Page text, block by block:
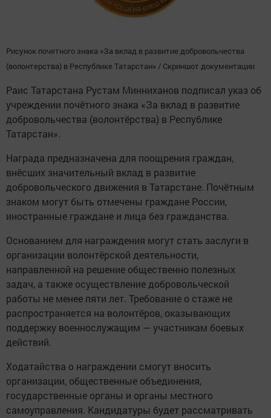
Рисунок почетного знака «За вклад в развитие добровольчества
(волонтерства) в Республике Татарстан» / Скриншот документации
Раис Татарстана Рустам Минниханов подписал указ об
учреждении почётного знака «За вклад в развитие
добровольчества (волонтёрства) в Республике
Татарстан».
Награда предназначена для поощрения граждан,
внёсших значительный вклад в развитие
добровольческого движения в Татарстане. Почётным
знаком могут быть отмечены граждане России,
иностранные граждане и лица без гражданства.
Основанием для награждения могут стать заслуги в
организации волонтёрской деятельности,
направленной на решение общественно полезных
задач, а также осуществление добровольческой
работы не менее пяти лет. Требование о стаже не
распространяется на волонтёров, оказывающих
поддержку военнослужащим — участникам боевых
действий.
Ходатайства о награждении смогут вносить
организации, общественные объединения,
государственные органы и органы местного
самоуправления. Кандидатуры будет рассматривать